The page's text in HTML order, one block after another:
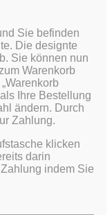
Sie befinden
Die designte
Sie können nun
Warenkorb
Ihre Bestellung
ändern. Durch
Zahlung.
klicken
darin
indem Sie